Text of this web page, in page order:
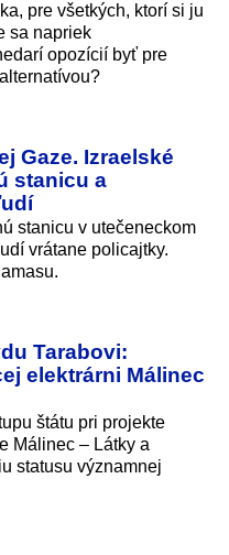
pre všetkých, ktorí si ju
sa napriek
opozícií byť pre
Gaze. Izraelské
stanicu a
stanicu v utečeneckom
vrátane policajtky.
Tarabovi:
elektrárni Málinec
štátu pri projekte
Málinec – Látky a
statusu významnej